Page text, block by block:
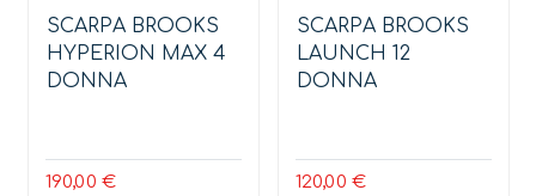
SCARPA BROOKS
HYPERION MAX 4
DONNA
190,00 €
SCARPA BROOKS
LAUNCH 12
DONNA
120,00 €